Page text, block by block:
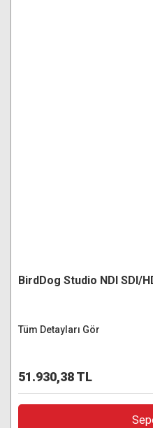
BirdDog Studio NDI SDI/
Tüm Detayları Gör
51.930,38 TL